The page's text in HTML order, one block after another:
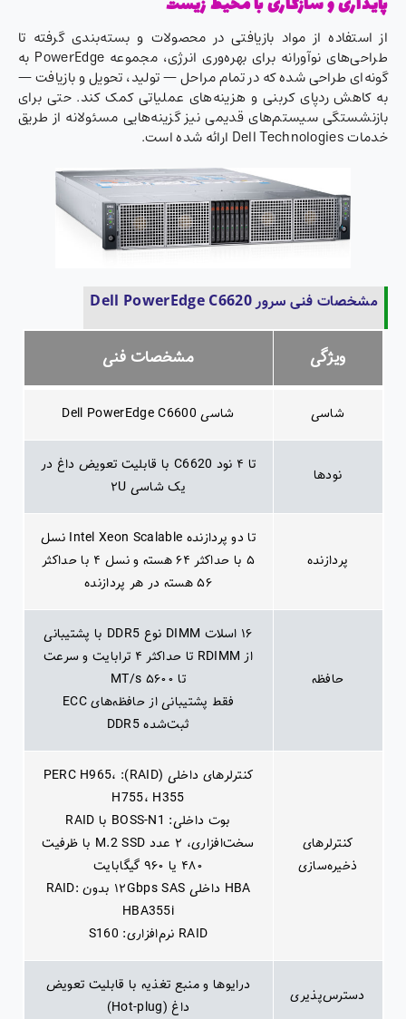
از استفاده از مواد بازیافتی در محصولات و بسته‌بندی گرفته تا
طراحی‌های نوآورانه برای بهره‌وری انرژی، مجموعه PowerEdge به
گونه‌ای طراحی شده که در تمام مراحل — تولید، تحویل و بازیافت —
به کاهش ردپای کربنی و هزینه‌های عملیاتی کمک کند. حتی برای
بازنشستگی سیستم‌های قدیمی نیز گزینه‌هایی مسئولانه از طریق
خدمات Dell Technologies ارائه شده است.
مشخصات فنی سرور Dell PowerEdge C6620
ویژگی مشخصات فنی
شاسی شاسی Dell PowerEdge C6600
نودها
تا ۴ نود C6620 با قابلیت تعویض داغ در
یک شاسی ۲U
پردازنده
تا دو پردازنده Intel Xeon Scalable نسل
۵ با حداکثر ۶۴ هسته و نسل ۴ با حداکثر
۵۶ هسته در هر پردازنده
حافظه
۱۶ اسلات DIMM نوع DDR5 با پشتیبانی
از RDIMM تا حداکثر ۴ ترابایت و سرعت
تا ۵۶۰۰ MT/s
فقط پشتیبانی از حافظه‌های ECC
ثبت‌شده DDR5
کنترلرهای
ذخیره‌سازی
کنترلرهای داخلی (RAID): PERC H965،
H755، H355
بوت داخلی: BOSS-N1 با RAID
سخت‌افزاری، ۲ عدد M.2 SSD با ظرفیت
۴۸۰ یا ۹۶۰ گیگابایت
HBA داخلی ۱۲Gbps SAS بدون RAID:
HBA355i
RAID نرم‌افزاری: S160
دسترس‌پذیری
درایوها و منبع تغذیه با قابلیت تعویض
داغ (Hot-plug)